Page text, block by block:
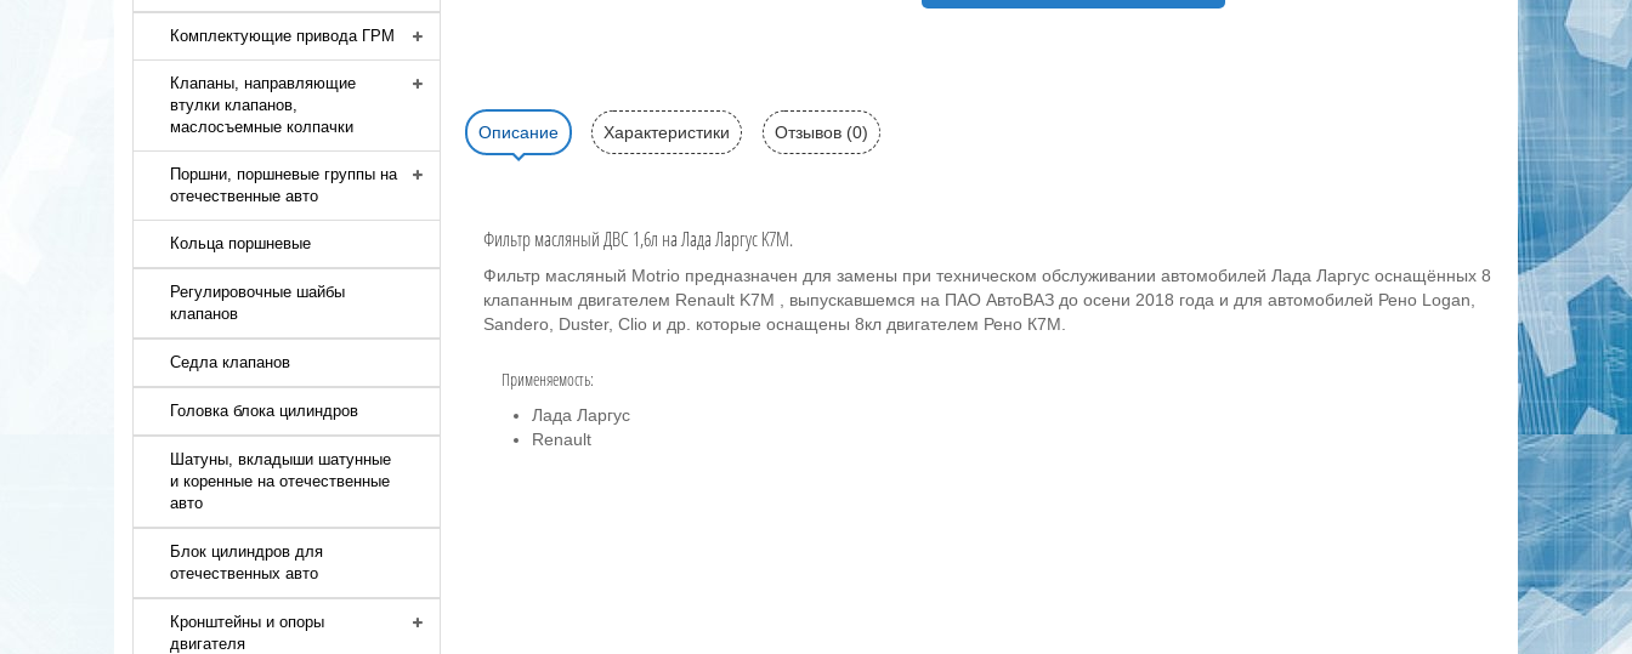
Комплектующие привода ГРМ
Клапаны, направляющие
втулки клапанов,
маслосъемные колпачки
Поршни, поршневые группы на
отечественные авто
Кольца поршневые
Регулировочные шайбы
клапанов
Седла клапанов
Головка блока цилиндров
Шатуны, вкладыши шатунные
и коренные на отечественные
авто
Блок цилиндров для
отечественных авто
Кронштейны и опоры
двигателя
Описание Характеристики Отзывов (0)
Фильтр масляный ДВС 1,6л на Лада Ларгус K7M.
Фильтр масляный Motrio предназначен для замены при техническом обслуживании автомобилей Лада Ларгус оснащённых 8
клапанным двигателем Renault K7M , выпускавшемся на ПАО АвтоВАЗ до осени 2018 года и для автомобилей Рено Logan,
Sandero, Duster, Clio и др. которые оснащены 8кл двигателем Рено К7М.
Применяемость:
Лада Ларгус
Renault